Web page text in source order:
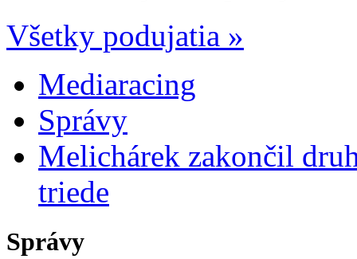
Všetky podujatia »
Mediaracing
Správy
Melichárek zakončil
triede
Správy